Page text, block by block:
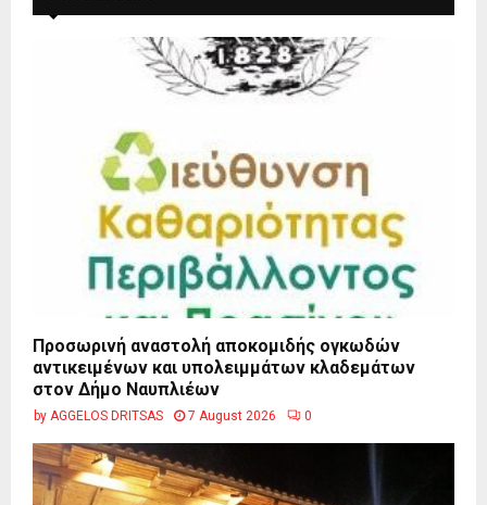
Προσωρινή αναστολή αποκομιδής ογκωδών
αντικειμένων και υπολειμμάτων κλαδεμάτων
στον Δήμο Ναυπλιέων
by AGGELOS DRITSAS 7 August 2026 0